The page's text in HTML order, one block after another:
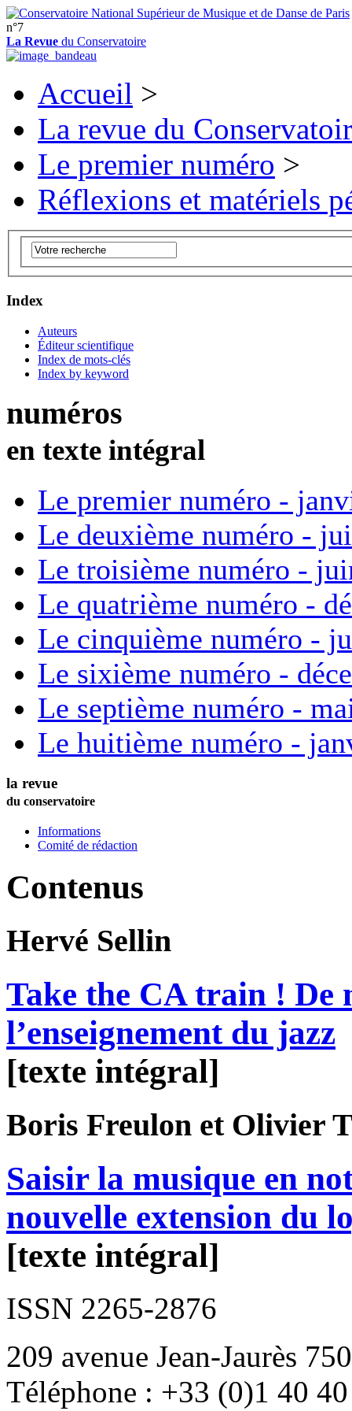
n°7
La Revue du Conservatoire
Accueil >
La revue du
Le premier numéro >
Réflexions et matériels
Index
Auteurs
Éditeur scientifique
Index de mots-clés
Index by keyword
numéros
en texte intégral
Le premier numéro -
Le deuxième numéro -
Le troisième numéro -
Le quatrième numéro -
Le cinquième numéro -
Le sixième numéro -
Le septième numéro -
Le huitième numéro -
la revue
du conservatoire
Informations
Comité de rédaction
Contenus
Hervé Sellin
Take the CA train ! De
l’enseignement du jazz
[texte intégral]
Boris Freulon et Olivier
Saisir la musique en
nouvelle extension du
[texte intégral]
ISSN 2265-2876
209 avenue Jean-Jaurès
Téléphone : +33 (0)1 40